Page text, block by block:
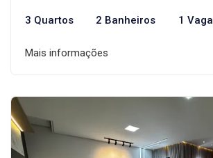
3 Quartos 2 Banheiros 1 Vaga
Mais informações